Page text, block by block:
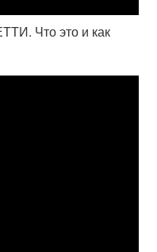
Что это и как